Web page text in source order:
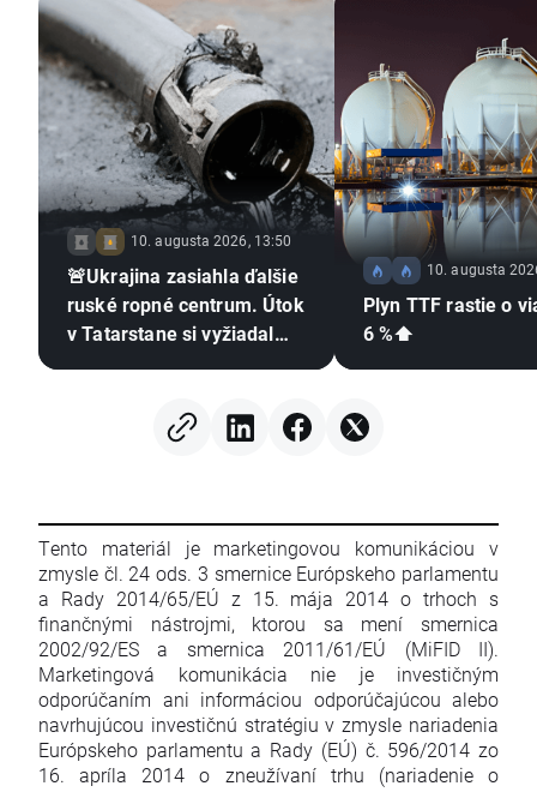
10. augusta 2026, 13:50
🚨Ukrajina zasiahla ďalšie
ruské ropné centrum. Útok
v Tatarstane si vyžiadal
10. augusta
Plyn TTF rastie o
6 %⬆️
Tento materiál je marketingovou komunikáciou v
zmysle čl. 24 ods. 3 smernice Európskeho parlamentu
a Rady 2014/65/EÚ z 15. mája 2014 o trhoch s
finančnými nástrojmi, ktorou sa mení smernica
2002/92/ES a smernica 2011/61/EÚ (MiFID II).
Marketingová komunikácia nie je investičným
odporúčaním ani informáciou odporúčajúcou alebo
navrhujúcou investičnú stratégiu v zmysle nariadenia
Európskeho parlamentu a Rady (EÚ) č. 596/2014 zo
16. apríla 2014 o zneužívaní trhu (nariadenie o